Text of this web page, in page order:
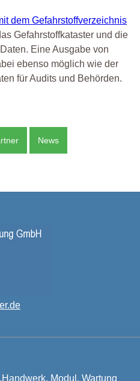
dem Gefahrstoffverzeichnis
Gefahrstoffkataster und die
Eine Ausgabe von
ebenso möglich wie der
für Audits und Behörden.
News
Modul, Wartung